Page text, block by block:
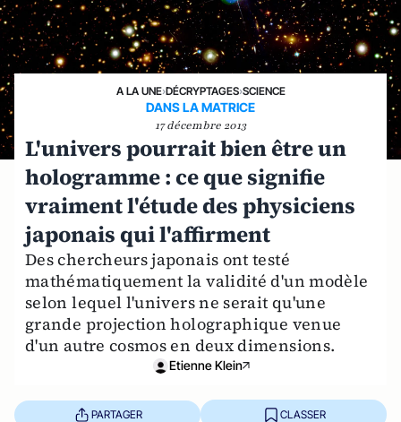
A LA UNE›DÉCRYPTAGES›SCIENCE
DANS LA MATRICE
17 décembre 2013
L'univers pourrait bien être un
hologramme : ce que signifie
vraiment l'étude des physiciens
japonais qui l'affirment
Des chercheurs japonais ont testé
mathématiquement la validité d'un modèle
selon lequel l'univers ne serait qu'une
grande projection holographique venue
d'un autre cosmos en deux dimensions.
Etienne Klein
PARTAGER CLASSER